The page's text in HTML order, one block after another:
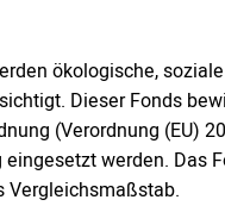
ökologische,
Dieser Fonds
(Verordnung (EU)
werden. Das
Vergleichsmaßstab.